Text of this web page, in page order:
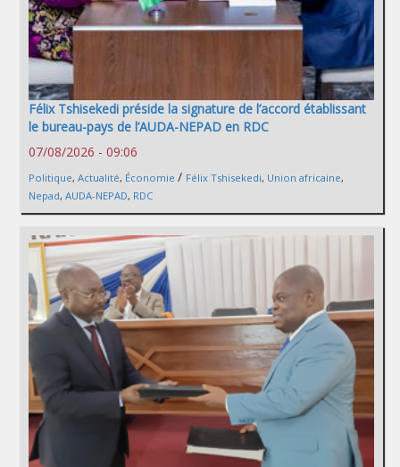
Félix Tshisekedi préside la signature de l’accord établissant
le bureau-pays de l’AUDA-NEPAD en RDC
07/08/2026 - 09:06
Politique, Actualité, Économie / Félix Tshisekedi, Union africaine,
Nepad, AUDA-NEPAD, RDC